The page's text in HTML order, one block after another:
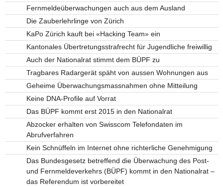
Fernmeldeüberwachungen auch aus dem Ausland
Die Zauberlehrlinge von Zürich
KaPo Zürich kauft bei «Hacking Team» ein
Kantonales Übertretungsstrafrecht für Jugendliche freiwillig
Auch der Nationalrat stimmt dem BÜPF zu
Tragbares Radargerät späht von aussen Wohnungen aus
Geheime Überwachungsmassnahmen ohne Mitteilung
Keine DNA-Profile auf Vorrat
Das BÜPF kommt erst 2015 in den Nationalrat
Abzocker erhalten von Swisscom Telefondaten im
Abrufverfahren
Kein Schnüffeln im Internet ohne richterliche Genehmigung
Das Bundesgesetz betreffend die Überwachung des Post-
und Fernmeldeverkehrs (BÜPF) kommt in den Nationalrat –
das Referendum ist vorbereitet